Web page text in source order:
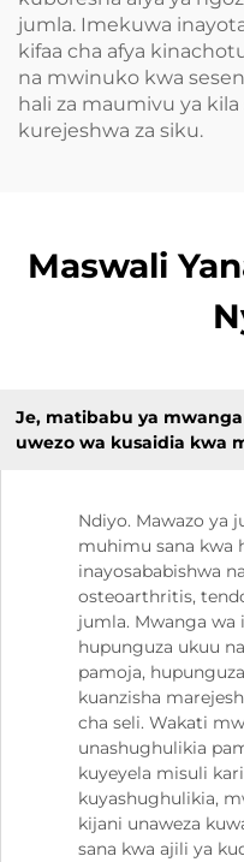
jumla. Imekuwa
kifaa cha afya
na mwinuko kwa
hali za maumivu ya
kurejeshwa za siku.
Maswali
Je, matibabu ya
uwezo wa kusaidia kwa
Ndiyo. Mawazo ya
muhimu sana kwa
inayosababishwa
osteoarthritis,
jumla. Mwanga wa
hupunguza ukuu
pamoja,
kuanzisha
cha seli. Wakati
unashughulikia
kuyeyela misuli
kuyashughulikia,
kijani unaweza
sana kwa ajili ya